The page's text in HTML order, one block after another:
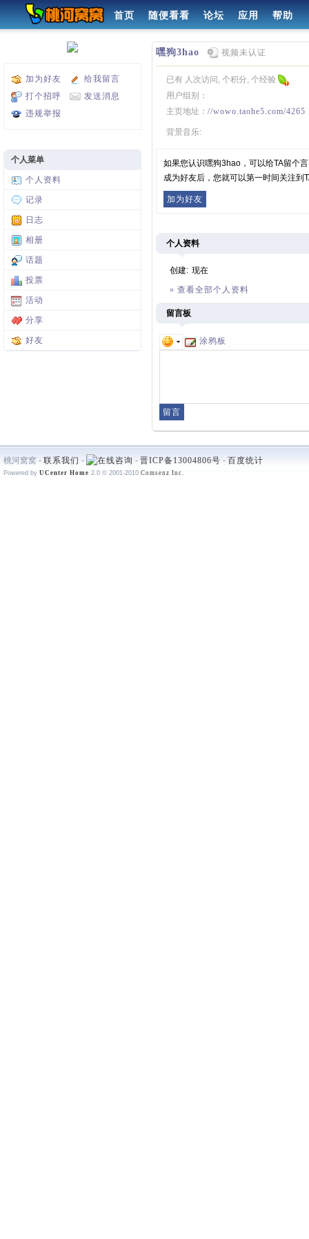
首页 随便看看 论坛 应用 帮助
加为好友
给我留言
打个招呼
发送消息
违规举报
个人菜单
个人资料
记录
日志
相册
话题
投票
活动
分享
好友
嘿狗3hao 视频未认证
已有 人次访问, 个积分, 个经验
用户组别：
主页地址： //wowo.taohe5.com/4265
背景音乐:
如果您认识嘿狗3hao，可以给TA留个
成为好友后，您就可以第一时间关注到
加为好友
个人资料
创建: 现在
» 查看全部个人资料
留言板
涂鸦板
桃河窝窝 - 联系我们 - - 晋ICP备13004806号 - 百度统计
Powered by UCenter Home 2.0 © 2001-2010 Comsenz Inc.